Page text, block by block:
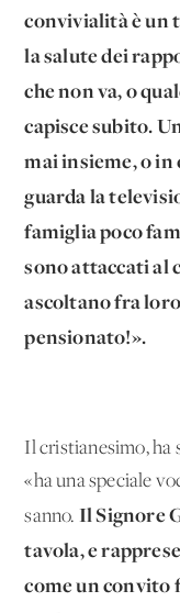
convivialità è un
la salute dei
che non va, o
capisce subito.
mai insieme, o in
guarda la
famiglia poco
sono attaccati al
ascoltano fra
pensionato!».
Il cristianesimo, ha
«ha una speciale
sanno. Il Signore
tavola, e
come un convito